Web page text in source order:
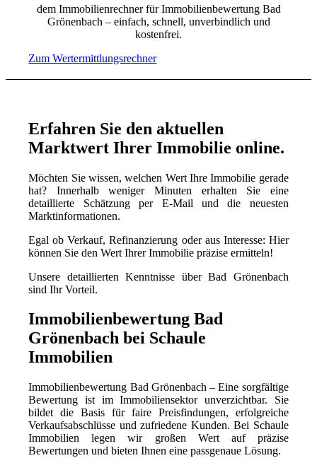
dem Immobilienrechner für Immobilienbewertung Bad
Grönenbach – einfach, schnell, unverbindlich und
kostenfrei.
Zum Wertermittlungsrechner
Erfahren Sie den aktuellen
Marktwert Ihrer Immobilie online.
Möchten Sie wissen, welchen Wert Ihre Immobilie gerade
hat? Innerhalb weniger Minuten erhalten Sie eine
detaillierte Schätzung per E-Mail und die neuesten
Marktinformationen.
Egal ob Verkauf, Refinanzierung oder aus Interesse: Hier
können Sie den Wert Ihrer Immobilie präzise ermitteln!
Unsere detaillierten Kenntnisse über Bad Grönenbach
sind Ihr Vorteil.
Immobilienbewertung Bad
Grönenbach bei Schaule
Immobilien
Immobilienbewertung Bad Grönenbach – Eine sorgfältige
Bewertung ist im Immobiliensektor unverzichtbar. Sie
bildet die Basis für faire Preisfindungen, erfolgreiche
Verkaufsabschlüsse und zufriedene Kunden. Bei Schaule
Immobilien legen wir großen Wert auf präzise
Bewertungen und bieten Ihnen eine passgenaue Lösung.